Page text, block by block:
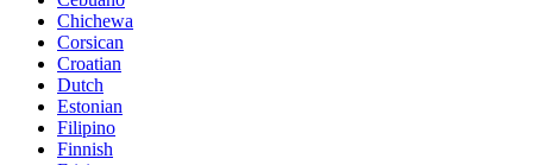
Chichewa
Corsican
Croatian
Dutch
Estonian
Filipino
Finnish